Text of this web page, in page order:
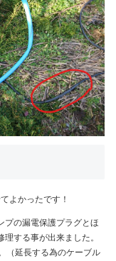
よかったです！
プの漏電保護プラグとほ
する事が出来ました。
（延長する為のケーブル